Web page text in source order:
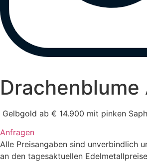
Drachenblume
Gelbgold ab € 14.900 mit pinken
Anfragen
Alle Preisangaben sind unverbindlich
an den tagesaktuellen